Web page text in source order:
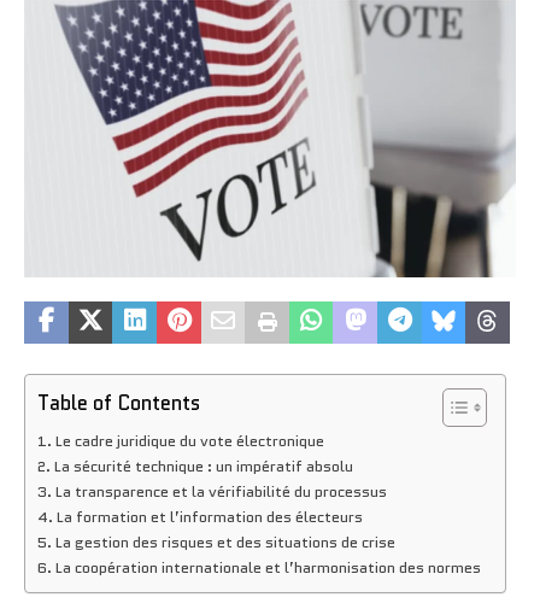
Table of Contents
Le cadre juridique du vote électronique
La sécurité technique : un impératif absolu
La transparence et la vérifiabilité du processus
La formation et l’information des électeurs
La gestion des risques et des situations de crise
La coopération internationale et l’harmonisation des normes